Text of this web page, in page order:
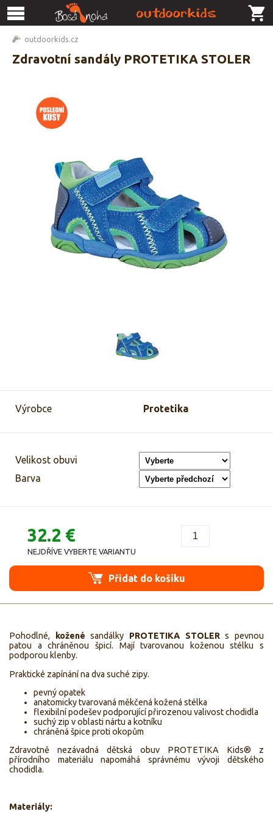
outdoorkids.cz
Zdravotní sandály PROTETIKA STOLER
Výrobce Protetika
Velikost obuvi
Barva
32.2 €
NEJDŘÍVE VYBERTE VARIANTU
Přidat do košíku
Pohodlné, kožené sandálky PROTETIKA STOLERs pevnou
patou a chráněnou špicí. Mají tvarovanou koženou stélku s
podporou klenby.
Praktické zapínání na dva suché zipy.
pevný opatek
anatomicky tvarovaná měkčená kožená stélka
flexibilní podešev podporující přirozenou valivost chodidla
suchý zip v oblasti nártu a kotníku
chráněná špice proti okopům
Zdravotně nezávadná dětská obuv PROTETIKA Kids® z
přírodního materiálu napomáhá správnému vývoji dětského
chodidla.
Materiály: